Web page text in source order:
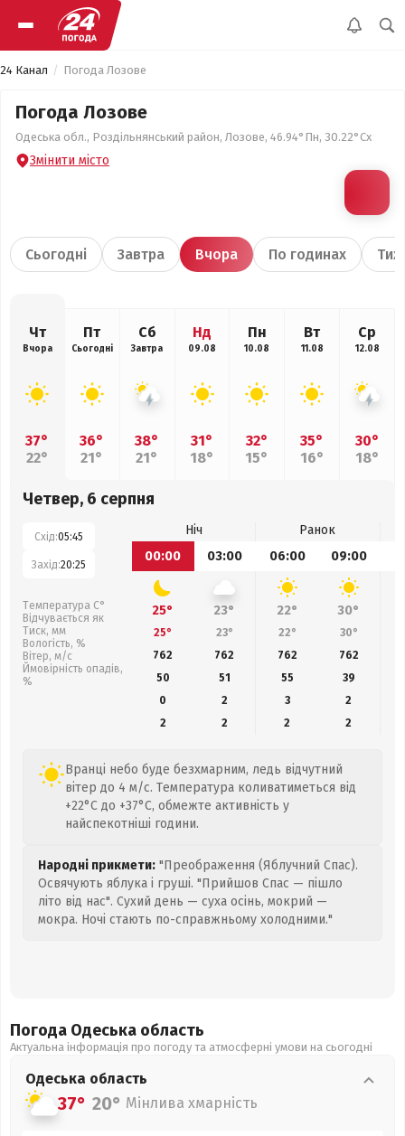
24 Канал Погода Лозове
Погода Лозове
Одеська обл., Роздільнянський район, Лозове, 46.94°Пн, 30.22°Сх
Змінити місто
Сьогодні Завтра Вчора По годинах
Чт
Вчора
37°
22°
Пт
Сьогодні
36°
21°
Сб
Завтра
38°
21°
Нд
09.08
31°
18°
Пн
10.08
32°
15°
Вт
11.08
35°
16°
Ср
12.08
30°
18°
Четвер, 6 серпня
Схід:05:45
Захід:20:25
Температура С°
Відчувається як
Тиск, мм
Вологість, %
Вітер, м/с
Ймовірність опадів,
%
Ніч
Ранок
00:00
03:00 06:00 09:00
25° 23° 22° 30°
25° 23° 22° 30°
762
762 762 762
50
51 55 39
0
2 3
2
2
2 2 2
Вранці небо буде безхмарним, ледь відчутний
вітер до 4 м/с. Температура коливатиметься від
+22°C до +37°C, обмежте активність у
найспекотніші години.
Народні прикмети: "Преображення (Яблучний Спас).
Освячують яблука і груші. "Прийшов Спас — пішло
літо від нас". Сухий день — суха осінь, мокрий —
мокра. Ночі стають по-справжньому холодними."
Погода Одеська область
Актуальна інформація про погоду та атмосферні умови на сьогодні
Одеська область
37° 20° Мінлива хмарність